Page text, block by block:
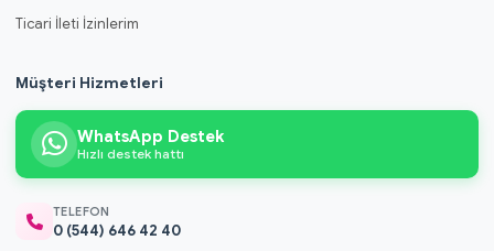
Ticari İleti İzinlerim
Müşteri Hizmetleri
WhatsApp Destek
Hızlı destek hattı
TELEFON
0 (544) 646 42 40